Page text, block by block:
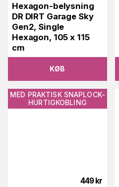
Hexagon-belysning
DR DIRT Garage Sky
Gen2, Single
Hexagon, 105 x 115
cm
KØB
MED PRAKTISK SNAPLOCK-
HURTIGKOBLING
449 kr